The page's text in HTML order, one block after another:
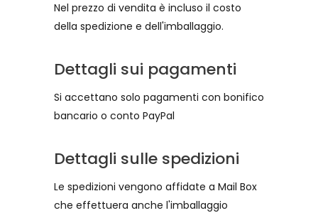
Nel prezzo di vendita è incluso il costo
della spedizione e dell'imballaggio.
Dettagli sui pagamenti
Si accettano solo pagamenti con bonifico
bancario o conto PayPal
Dettagli sulle spedizioni
Le spedizioni vengono affidate a Mail Box
che effettuera anche l'imballaggio